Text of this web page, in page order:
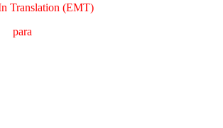
Translation (EMT)
para